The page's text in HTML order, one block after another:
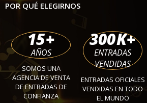
POR QUÉ ELEGIRNOS
15+
AÑOS
SOMOS UNA
AGENCIA DE VENTA
DE ENTRADAS DE
CONFIANZA
300K+
ENTRADAS
VENDIDAS
ENTRADAS OFICIALES
VENDIDAS EN TODO
EL MUNDO